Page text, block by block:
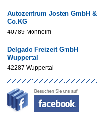
Autozentrum Josten GmbH &
Co.KG
40789 Monheim
Delgado Freizeit GmbH
Wuppertal
42287 Wuppertal